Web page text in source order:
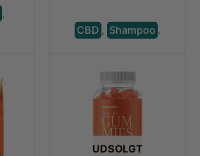
,
CBD , Shampoo .
UDSOLGT